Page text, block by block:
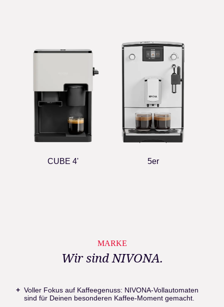
CUBE 4' 5er
MARKE
Wir sind NIVONA.
Voller Fokus auf Kaffeegenuss: NIVONA-Vollautomaten
sind für Deinen besonderen Kaffee-Moment gemacht.